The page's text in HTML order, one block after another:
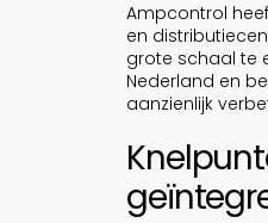
Ampcontrol
en
grote schaal te
Nederland en
aanzienlijk